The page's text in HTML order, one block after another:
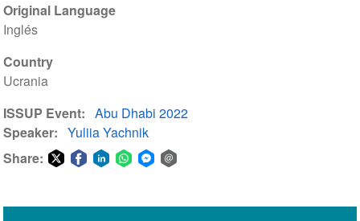
Original Language
Inglés
Country
Ucrania
ISSUP Event
Abu Dhabi 2022
Speaker
Yuliia Yachnik
Share: